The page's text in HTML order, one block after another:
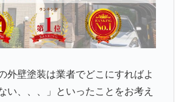
外壁塗装は業者でどこにすればよ
い、、、」といったことをお考え